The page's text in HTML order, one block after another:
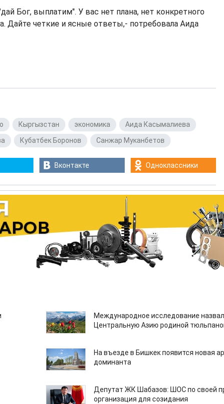
Бог, выплатим". У вас нет плана, нет конкретного
Дайте четкие и ясные ответы,- потребовала Аида
Кыргызстан экономика Аида Касымалиева
Кубатбек Боронов Санжар Муканбетов
Вконтакте Одноклассники
Международное исследование
Центральную Азию родиной
На въезде в Бишкек появится новая
доминанта
Депутат ЖК Шабазов: ШОС по своей
организация для созидания